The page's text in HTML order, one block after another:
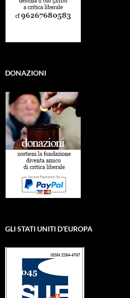
DONAZIONI
GLI STATI UNITI D’EUROPA